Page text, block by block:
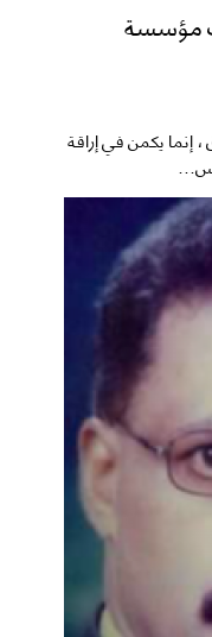
مؤسسة
، إنما يكمن في إراقة